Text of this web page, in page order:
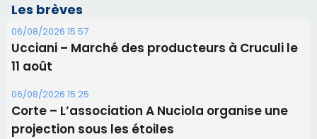
Les brèves
06/08/2026 15:57
Ucciani – Marché des producteurs à Cruculi le
11 août
06/08/2026 15:25
Corte – L’association A Nuciola organise une
projection sous les étoiles